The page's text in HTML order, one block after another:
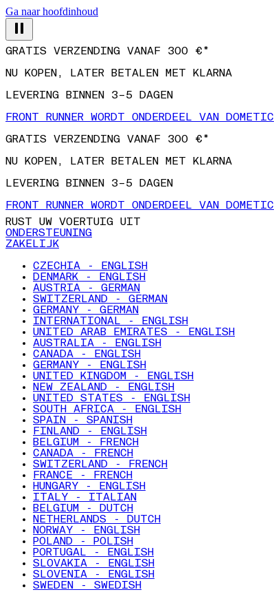
Ga naar hoofdinhoud
GRATIS VERZENDING VANAF 300 €*
NU KOPEN, LATER BETALEN MET KLARNA
LEVERING BINNEN 3–5 DAGEN
FRONT RUNNER WORDT ONDERDEEL VAN DOMETIC
GRATIS VERZENDING VANAF 300 €*
NU KOPEN, LATER BETALEN MET KLARNA
LEVERING BINNEN 3–5 DAGEN
FRONT RUNNER WORDT ONDERDEEL VAN DOMETIC
RUST UW VOERTUIG UIT
ONDERSTEUNING
ZAKELIJK
CZECHIA - ENGLISH
DENMARK - ENGLISH
AUSTRIA - GERMAN
SWITZERLAND - GERMAN
GERMANY - GERMAN
INTERNATIONAL - ENGLISH
UNITED ARAB EMIRATES - ENGLISH
AUSTRALIA - ENGLISH
CANADA - ENGLISH
GERMANY - ENGLISH
UNITED KINGDOM - ENGLISH
NEW ZEALAND - ENGLISH
UNITED STATES - ENGLISH
SOUTH AFRICA - ENGLISH
SPAIN - SPANISH
FINLAND - ENGLISH
BELGIUM - FRENCH
CANADA - FRENCH
SWITZERLAND - FRENCH
FRANCE - FRENCH
HUNGARY - ENGLISH
ITALY - ITALIAN
BELGIUM - DUTCH
NETHERLANDS - DUTCH
NORWAY - ENGLISH
POLAND - POLISH
PORTUGAL - ENGLISH
SLOVAKIA - ENGLISH
SLOVENIA - ENGLISH
SWEDEN - SWEDISH